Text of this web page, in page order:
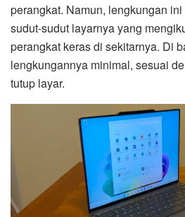
perangkat. Namun, lengkungan
sudut-sudut layarnya yang
perangkat keras di sekitarnya. Di
lengkungannya minimal, sesuai
tutup layar.